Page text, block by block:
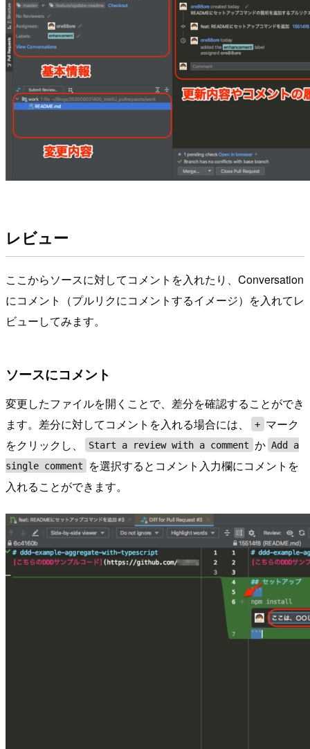
レビュー
ここからソースに対してコメントを入れたり、Conversation
にコメント（プルリクにコメントするイメージ）を入れてレ
ビューしてみます。
ソースにコメント
変更したファイルを開くことで、差分を確認することができ
ます。差分に対してコメントを入れる場合には、
+ マーク
をクリックし、
Start a review with a comment か Add a
single comment
を選択するとコメント入力欄にコメントを
入れることができます。